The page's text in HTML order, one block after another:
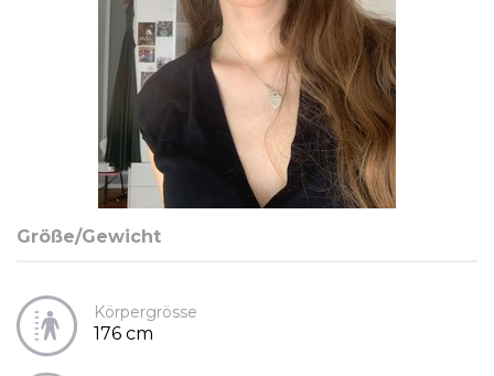
Größe/Gewicht
Körpergrösse
176 cm